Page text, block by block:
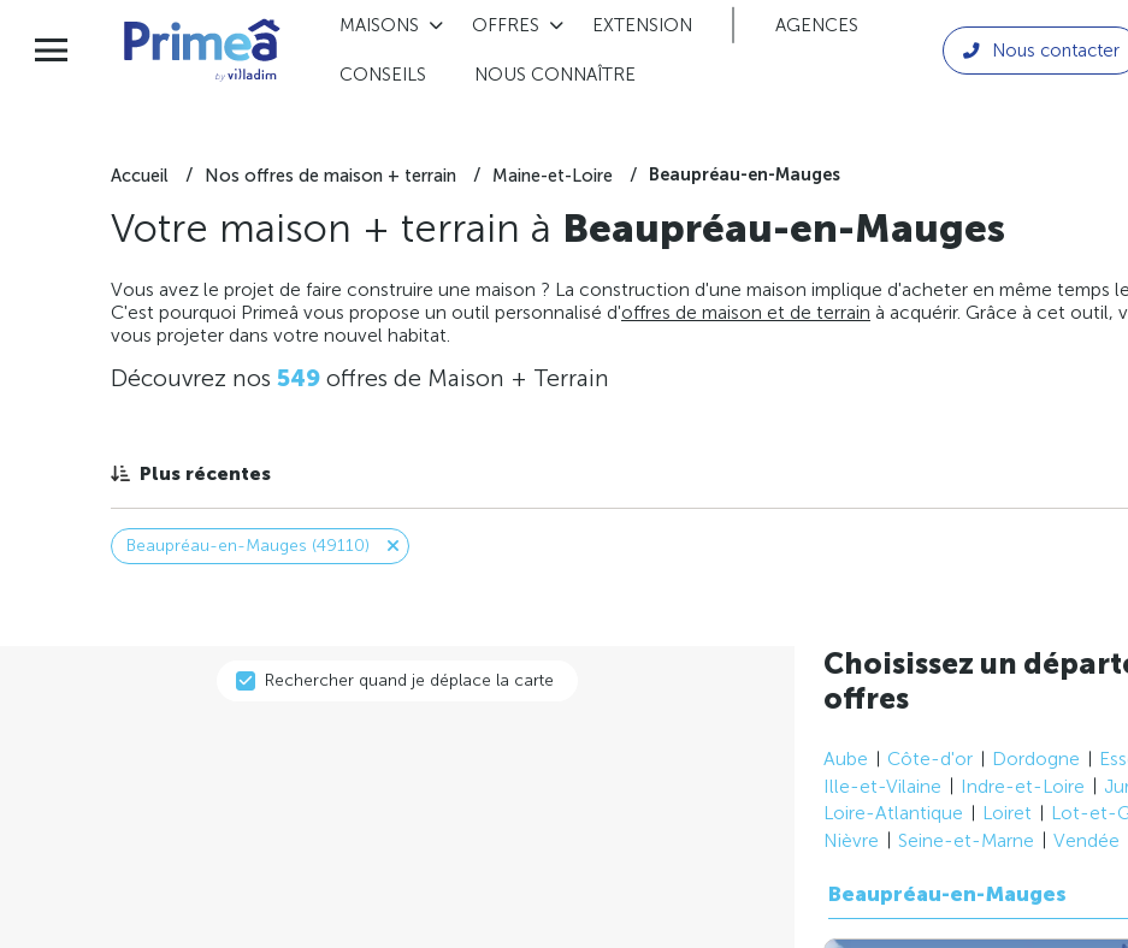
MAISONS OFFRES EXTENSION AGENCES
CONSEILS NOUS CONNAÎTRE
Nous contacter
Accueil Nos offres de maison + terrain Maine-et-Loire Beaupréau-en-Mauges
Votre maison + terrain à Beaupréau-en-Mauges
Vous avez le projet de faire construire une maison ? La construction d'une maison implique d'acheter en même temps
C'est pourquoi Primeâ vous propose un outil personnalisé d'offres de maison et de terrain à acquérir. Grâce à cet outil,
vous projeter dans votre nouvel habitat.
Découvrez nos 549 offres de Maison + Terrain
Plus récentes
Beaupréau-en-Mauges (49110)
Rechercher quand je déplace la carte
Choisissez un
offres
Aube Côte-d'or Dordogne
Ille-et-Vilaine
Indre-et-Loire
Loire-Atlantique
Loiret Lot-et-
Nièvre
Seine-et-Marne Vendée
Beaupréau-en-Mauges